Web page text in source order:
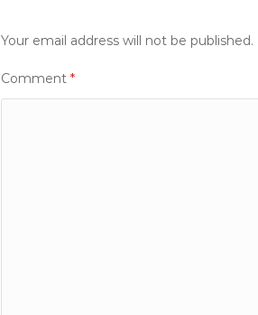
Your email address will not be published.
Comment *